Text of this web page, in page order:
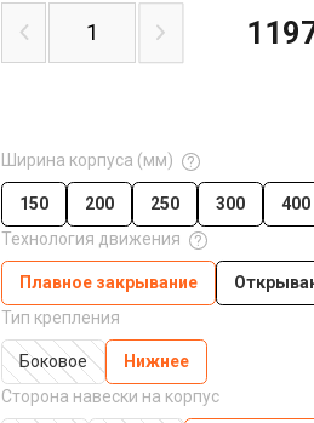
Ширина корпуса (мм)
150 200 250 300 400
Технология движения
Плавное закрывание
Тип крепления
Боковое
Нижнее
Сторона навески на корпус